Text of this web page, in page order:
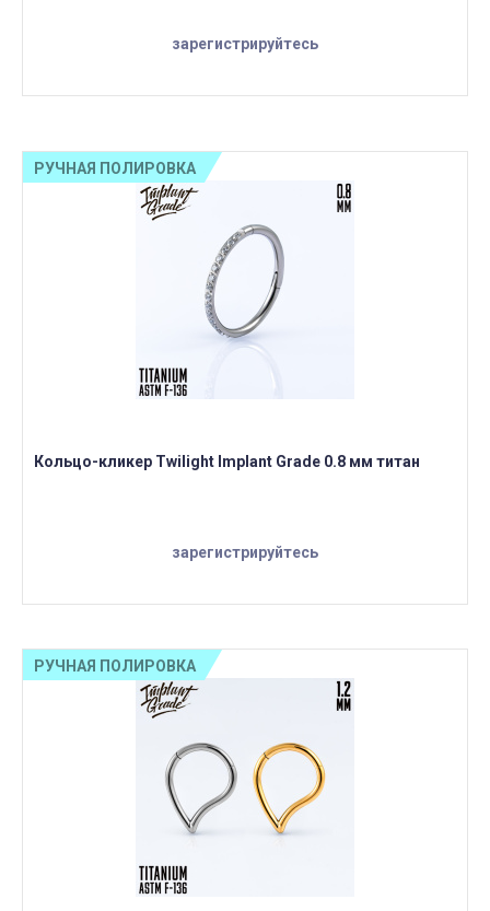
зарегистрируйтесь
Кольцо-кликер Twilight Implant Grade 0.8 мм титан
зарегистрируйтесь
РУЧНАЯ ПОЛИРОВКА
РУЧНАЯ ПОЛИРОВКА